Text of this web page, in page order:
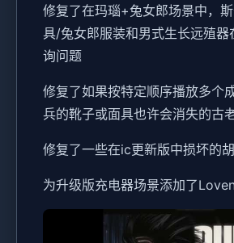
修复了在玛瑙+兔女郎场景中，
具/兔女郎服装和男式生长远殖器
询问题
修复了如果按特定顺序播放多个
兵的靴子或面具也许会消失的古
修复了一些在ic更新版中损坏的
为升级版充电器场景添加了